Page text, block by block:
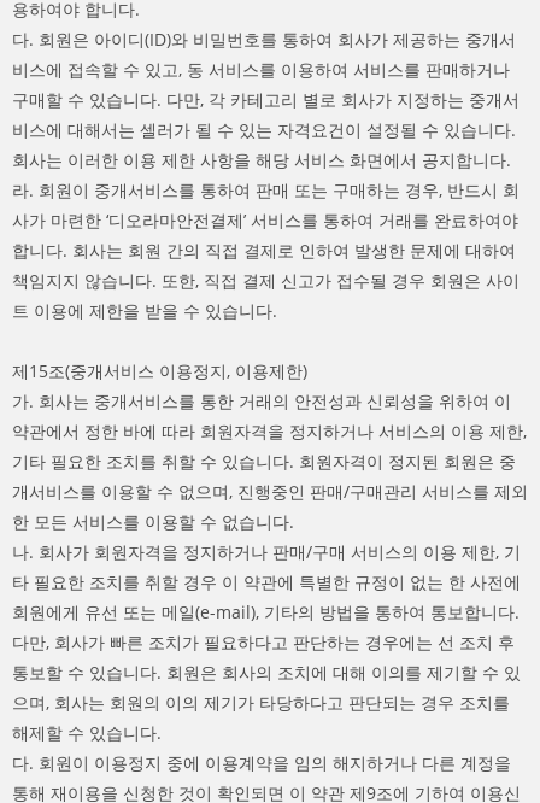
용하여야 합니다.
다. 회원은 아이디(ID)와 비밀번호를 통하여 회사가 제공하는 중개서
비스에 접속할 수 있고, 동 서비스를 이용하여 서비스를 판매하거나
구매할 수 있습니다. 다만, 각 카테고리 별로 회사가 지정하는 중개서
비스에 대해서는 셀러가 될 수 있는 자격요건이 설정될 수 있습니다.
회사는 이러한 이용 제한 사항을 해당 서비스 화면에서 공지합니다.
라. 회원이 중개서비스를 통하여 판매 또는 구매하는 경우, 반드시 회
사가 마련한 ‘디오라마안전결제’ 서비스를 통하여 거래를 완료하여야
합니다. 회사는 회원 간의 직접 결제로 인하여 발생한 문제에 대하여
책임지지 않습니다. 또한, 직접 결제 신고가 접수될 경우 회원은 사이
트 이용에 제한을 받을 수 있습니다.
제15조(중개서비스 이용정지, 이용제한)
가. 회사는 중개서비스를 통한 거래의 안전성과 신뢰성을 위하여 이
약관에서 정한 바에 따라 회원자격을 정지하거나 서비스의 이용 제한,
기타 필요한 조치를 취할 수 있습니다. 회원자격이 정지된 회원은 중
개서비스를 이용할 수 없으며, 진행중인 판매/구매관리 서비스를 제외
한 모든 서비스를 이용할 수 없습니다.
나. 회사가 회원자격을 정지하거나 판매/구매 서비스의 이용 제한, 기
타 필요한 조치를 취할 경우 이 약관에 특별한 규정이 없는 한 사전에
회원에게 유선 또는 메일(e-mail), 기타의 방법을 통하여 통보합니다.
다만, 회사가 빠른 조치가 필요하다고 판단하는 경우에는 선 조치 후
통보할 수 있습니다. 회원은 회사의 조치에 대해 이의를 제기할 수 있
으며, 회사는 회원의 이의 제기가 타당하다고 판단되는 경우 조치를
해제할 수 있습니다.
다. 회원이 이용정지 중에 이용계약을 임의 해지하거나 다른 계정을
통해 재이용을 신청한 것이 확인되면 이 약관 제9조에 기하여 이용신